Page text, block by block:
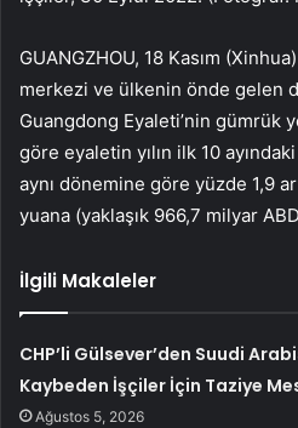
GUANGZHOU, 18 Kasım
merkezi ve ülkenin önde gelen
Guangdong Eyaleti’nin
göre eyaletin yılın ilk 10
aynı dönemine göre yüzde 1,9
yuana (yaklaşık 966,7 milyar
İlgili Makaleler
CHP’li Gülsever’den Suudi
Kaybeden İşçiler İçin Taziye
Ağustos 5, 2026